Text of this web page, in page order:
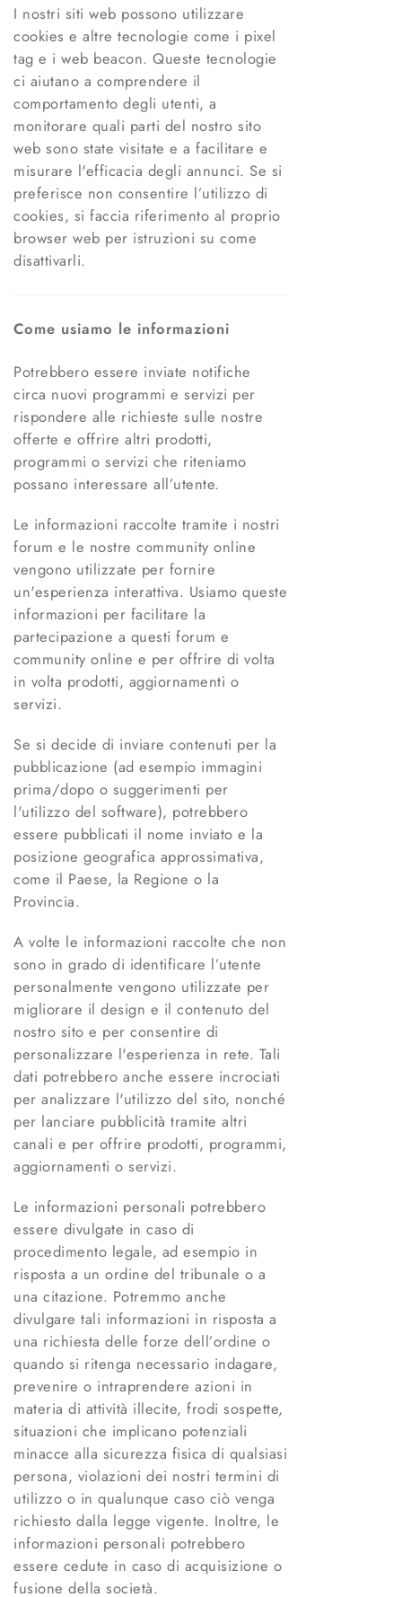
I nostri siti web possono utilizzare
cookies e altre tecnologie come i pixel
tag e i web beacon. Queste tecnologie
ci aiutano a comprendere il
comportamento degli utenti, a
monitorare quali parti del nostro sito
web sono state visitate e a facilitare e
misurare l'efficacia degli annunci. Se si
preferisce non consentire l’utilizzo di
cookies, si faccia riferimento al proprio
browser web per istruzioni su come
disattivarli.
Come usiamo le informazioni
Potrebbero essere inviate notifiche
circa nuovi programmi e servizi per
rispondere alle richieste sulle nostre
offerte e offrire altri prodotti,
programmi o servizi che riteniamo
possano interessare all’utente.
Le informazioni raccolte tramite i nostri
forum e le nostre community online
vengono utilizzate per fornire
un'esperienza interattiva. Usiamo queste
informazioni per facilitare la
partecipazione a questi forum e
community online e per offrire di volta
in volta prodotti, aggiornamenti o
servizi.
Se si decide di inviare contenuti per la
pubblicazione (ad esempio immagini
prima/dopo o suggerimenti per
l'utilizzo del software), potrebbero
essere pubblicati il nome inviato e la
posizione geografica approssimativa,
come il Paese, la Regione o la
Provincia.
A volte le informazioni raccolte che non
sono in grado di identificare l’utente
personalmente vengono utilizzate per
migliorare il design e il contenuto del
nostro sito e per consentire di
personalizzare l'esperienza in rete. Tali
dati potrebbero anche essere incrociati
per analizzare l'utilizzo del sito, nonché
per lanciare pubblicità tramite altri
canali e per offrire prodotti, programmi,
aggiornamenti o servizi.
Le informazioni personali potrebbero
essere divulgate in caso di
procedimento legale, ad esempio in
risposta a un ordine del tribunale o a
una citazione. Potremmo anche
divulgare tali informazioni in risposta a
una richiesta delle forze dell’ordine o
quando si ritenga necessario indagare,
prevenire o intraprendere azioni in
materia di attività illecite, frodi sospette,
situazioni che implicano potenziali
minacce alla sicurezza fisica di qualsiasi
persona, violazioni dei nostri termini di
utilizzo o in qualunque caso ciò venga
richiesto dalla legge vigente. Inoltre, le
informazioni personali potrebbero
essere cedute in caso di acquisizione o
fusione della società.